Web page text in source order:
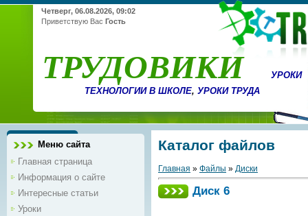
Четверг, 06.08.2026, 09:02
Приветствую Вас Гость
ТРУДОВИКИ
УРОКИ
ТЕХНОЛОГИИ В ШКОЛЕ, УРОКИ ТРУДА
Меню сайта
Главная страница
Информация о сайте
Интересные статьи
Уроки
Каталог файлов
Главная » Файлы » Диски
Диск 6